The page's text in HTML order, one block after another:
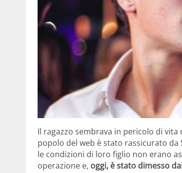
Il ragazzo sembrava in pericolo di
popolo del web è stato rassicurato
le condizioni di loro figlio non erano
operazione e, oggi, è stato dimesso